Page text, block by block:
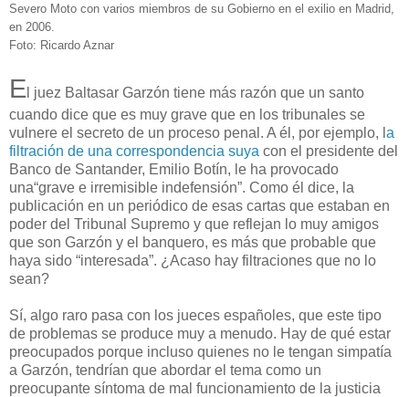
Severo Moto con varios miembros de su Gobierno en el exilio en Madrid,
en 2006.
Foto: Ricardo Aznar
E l juez Baltasar Garzón tiene más razón que un santo
cuando dice que es muy grave que en los tribunales se
vulnere el secreto de un proceso penal. A él, por ejemplo, l a
filtración de una correspondencia suya con el presidente del
Banco de Santander, Emilio Botín, le ha provocado
una“grave e irremisible indefensión”. Como él dice, la
publicación en un periódico de esas cartas que estaban en
poder del Tribunal Supremo y que reflejan lo muy amigos
que son Garzón y el banquero, es más que probable que
haya sido “interesada”. ¿Acaso hay filtraciones que no lo
sean?
Sí, algo raro pasa con los jueces españoles, que este tipo
de problemas se produce muy a menudo. Hay de qué estar
preocupados porque incluso quienes no le tengan simpatía
a Garzón, tendrían que abordar el tema como un
preocupante síntoma de mal funcionamiento de la justicia